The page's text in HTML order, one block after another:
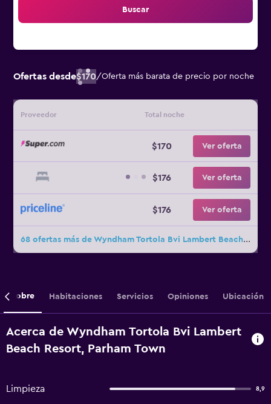
Buscar
Ofertas desde$170/Oferta más barata de precio por noche
Proveedor Total noche
$170 Ver oferta
$176 Ver oferta
$176 Ver oferta
68 ofertas más de Wyndham Tortola Bvi Lambert Beach Resort
Sobre Habitaciones Servicios Opiniones Ubicación
Acerca de Wyndham Tortola Bvi Lambert
Beach Resort, Parham Town
Limpieza 8,9